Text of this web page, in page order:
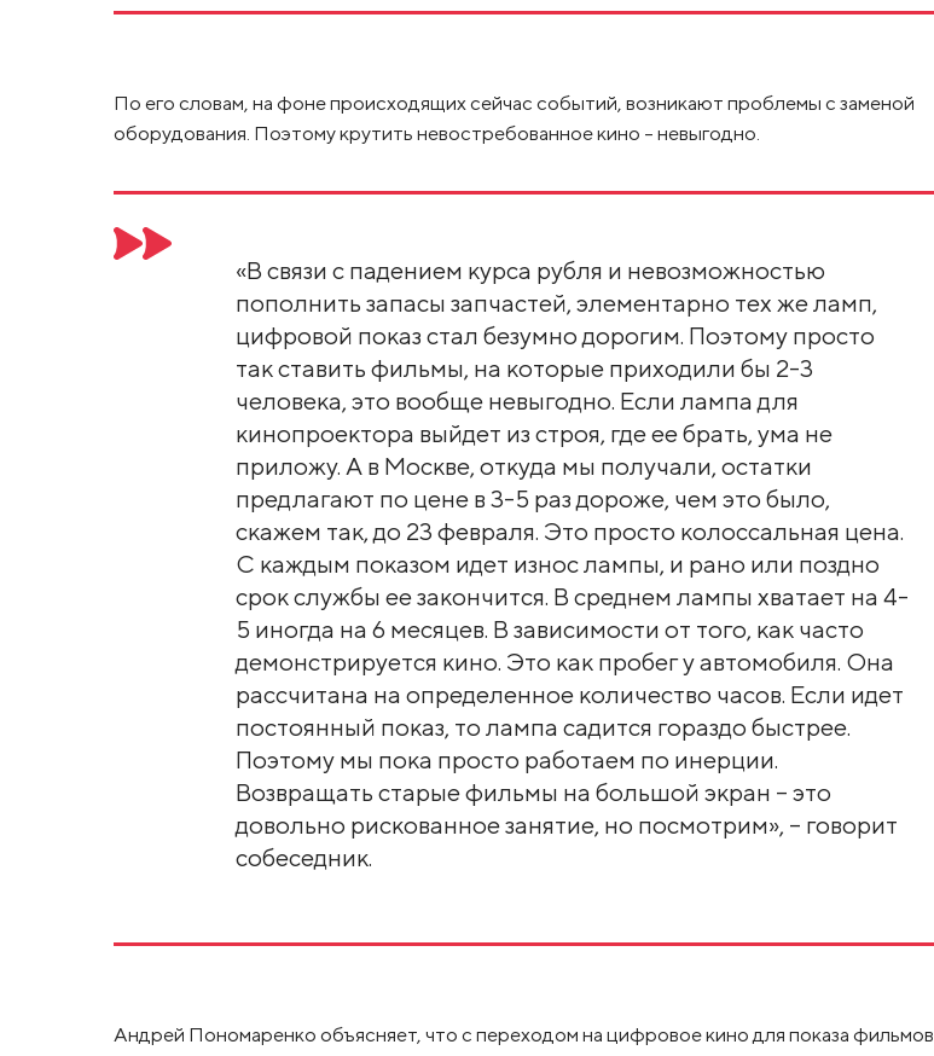
По его словам, на фоне происходящих сейчас событий, возникают проблемы с заменой
оборудования. Поэтому крутить невостребованное кино – невыгодно.
«В связи с падением курса рубля и невозможностью
пополнить запасы запчастей, элементарно тех же ламп,
цифровой показ стал безумно дорогим. Поэтому просто
так ставить фильмы, на которые приходили бы 2-3
человека, это вообще невыгодно. Если лампа для
кинопроектора выйдет из строя, где ее брать, ума не
приложу. А в Москве, откуда мы получали, остатки
предлагают по цене в 3-5 раз дороже, чем это было,
скажем так, до 23 февраля. Это просто колоссальная цена.
С каждым показом идет износ лампы, и рано или поздно
срок службы ее закончится. В среднем лампы хватает на 4-
5 иногда на 6 месяцев. В зависимости от того, как часто
демонстрируется кино. Это как пробег у автомобиля. Она
рассчитана на определенное количество часов. Если идет
постоянный показ, то лампа садится гораздо быстрее.
Поэтому мы пока просто работаем по инерции.
Возвращать старые фильмы на большой экран – это
довольно рискованное занятие, но посмотрим», – говорит
собеседник.
Андрей Пономаренко объясняет, что с переходом на цифровое кино для показа фильмов